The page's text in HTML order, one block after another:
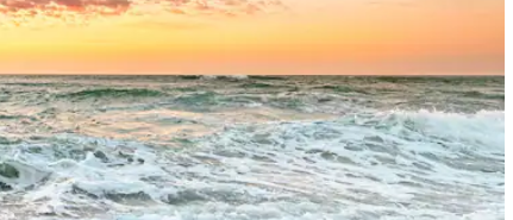
をタッチまたはスワイプして検索結果を確認することができます。